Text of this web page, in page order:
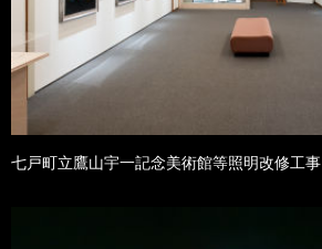
七戸町立鷹山宇一記念美術館等照明改修工事